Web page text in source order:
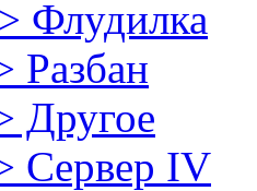
Флудилка
Разбан
Другое
Сервер IV